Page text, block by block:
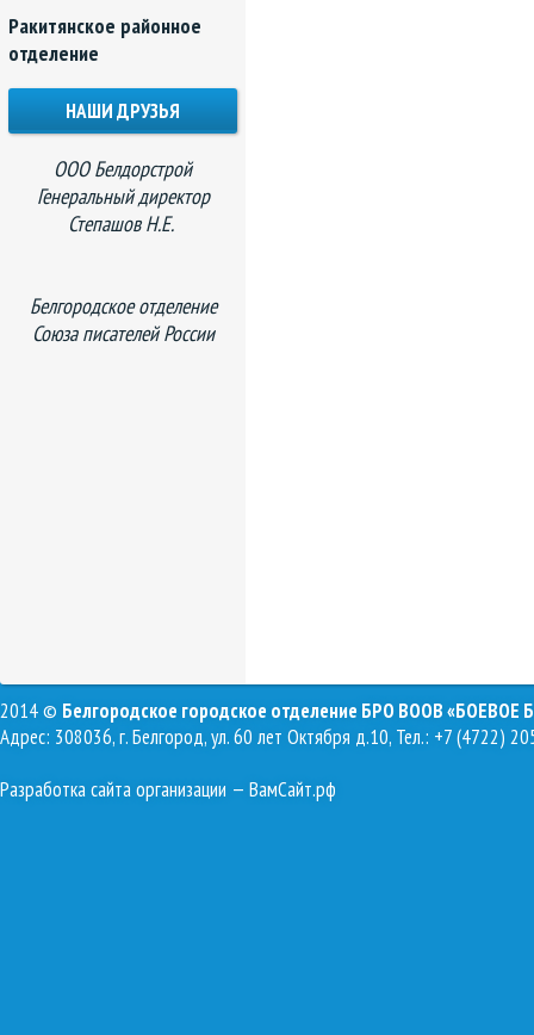
Ракитянское районное
отделение
НАШИ ДРУЗЬЯ
ООО Белдорстрой
Генеральный директор
Степашов Н.Е.
Белгородское отделение
Союза писателей России
2014 © Белгородское городское отделение БРО ВООВ «БОЕВОЕ
Адрес: 308036, г. Белгород, ул. 60 лет Октября д.10, Тел.: +7 (4722)
Разработка сайта организации — ВамСайт.рф